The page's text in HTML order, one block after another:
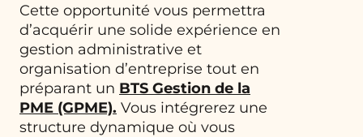
Cette opportunité vous permettra
d’acquérir une solide expérience en
gestion administrative et
organisation d’entreprise tout en
préparant un BTS Gestion de la
PME (GPME). Vous intégrerez une
structure dynamique où vous